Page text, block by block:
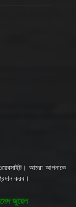
আমরা আপনাকে
করব।
জুয়েল